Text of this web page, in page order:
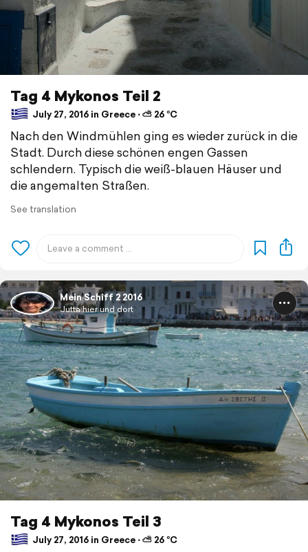
Tag 4 Mykonos Teil 2
July 27, 2016 in Greece ⋅ ⛅ 26 °C
Nach den Windmühlen ging es wieder zurück in die
Stadt. Durch diese schönen engen Gassen
schlendern. Typisch die weiß-blauen Häuser und
die angemalten Straßen.
See translation
Mein Schiff 2 2016
Jutta hier und dort
Tag 4 Mykonos Teil 3
July 27, 2016 in Greece ⋅ ⛅ 26 °C